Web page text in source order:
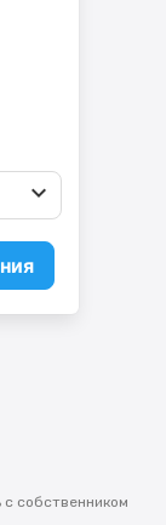
собственником